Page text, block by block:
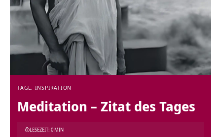
TÄGL. INSPIRATION
Meditation – Zitat des Tages
LESEZEIT: 0 MIN